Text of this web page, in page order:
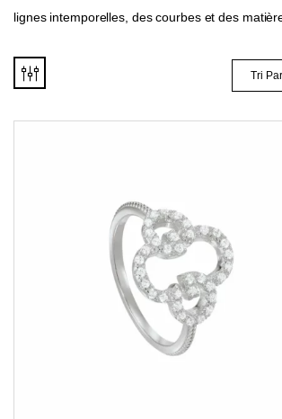
lignes intemporelles, des courbes et des
Tri